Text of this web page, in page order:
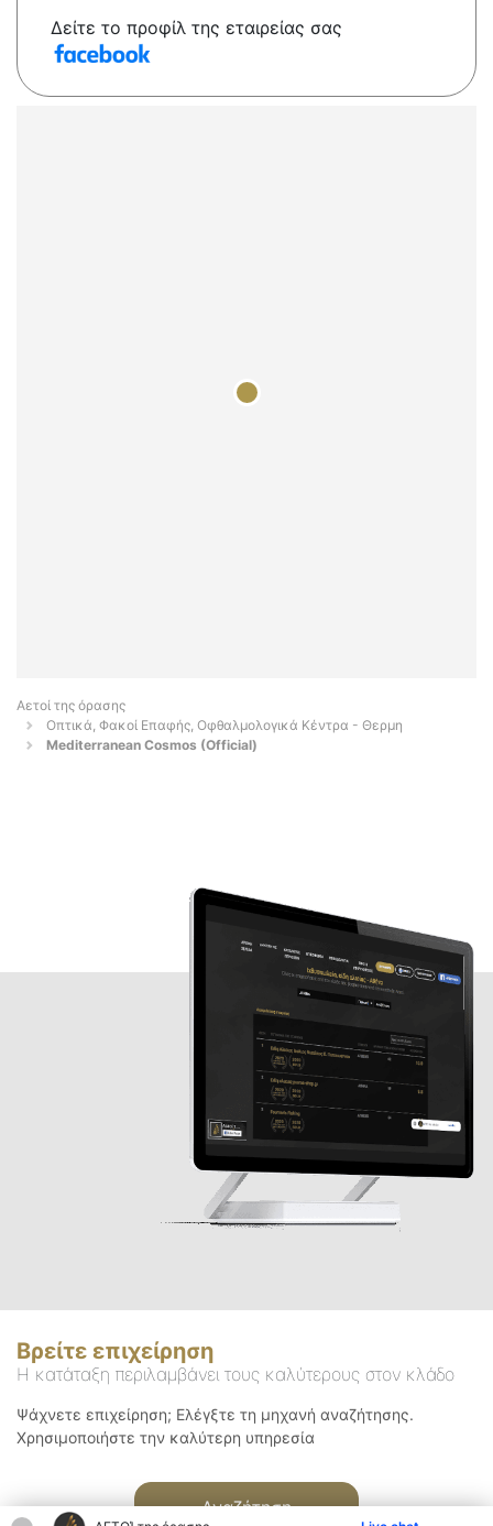
Δείτε το προφίλ της εταιρείας σας
Αετοί της όρασης
Οπτικά, Φακοί Επαφής, Οφθαλμολογικά Κέντρα - Θερμη
Mediterranean Cosmos (Official)
Βρείτε επιχείρηση
Η κατάταξη περιλαμβάνει τους καλύτερους στον κλάδο
Ψάχνετε επιχείρηση; Ελέγξτε τη μηχανή αναζήτησης.
Χρησιμοποιήστε την καλύτερη υπηρεσία
Αναζήτηση